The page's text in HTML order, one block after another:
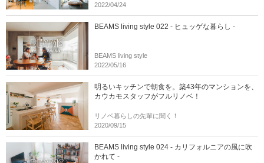
2022/04/24
BEAMS living style 022 - ヒュッゲな暮らし -
BEAMS living style
2022/05/16
明るいキッチンで朝食を。築43年のマンションを、
カウカモスタッフがフルリノベ！
リノベ暮らしの先輩に聞く！
2020/09/15
BEAMS living style 024 - カリフォルニアの風に吹
かれて -